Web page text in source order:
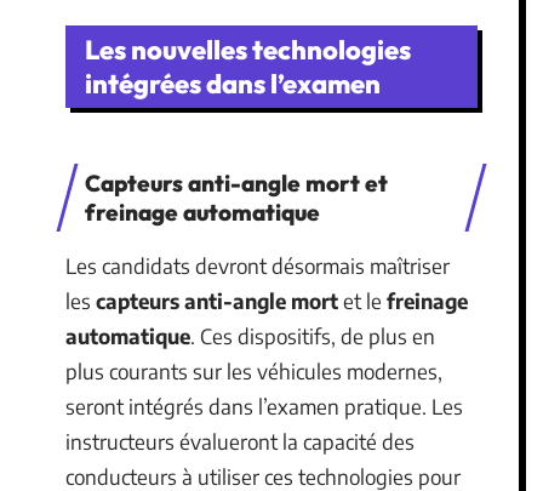
Les nouvelles technologies
intégrées dans l’examen
Capteurs anti-angle mort et
freinage automatique
Les candidats devront désormais maîtriser
les capteurs anti-angle mortet le freinage
automatique. Ces dispositifs, de plus en
plus courants sur les véhicules modernes,
seront intégrés dans l’examen pratique. Les
instructeurs évalueront la capacité des
conducteurs à utiliser ces technologies pour